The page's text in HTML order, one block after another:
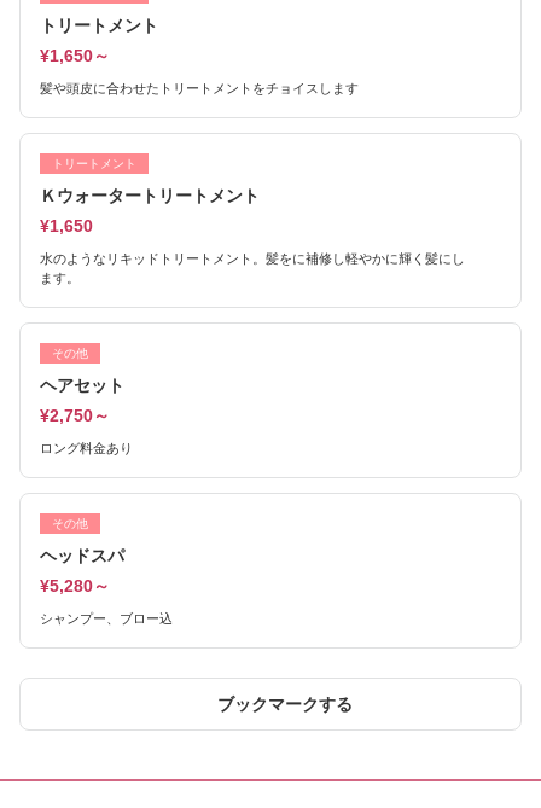
トリートメント
¥1,650～
髪や頭皮に合わせたトリートメントをチョイスします
トリートメント
Ｋウォータートリートメント
¥1,650
水のようなリキッドトリートメント。髪をに補修し軽やかに輝く髪にし
ます。
その他
ヘアセット
¥2,750～
ロング料金あり
その他
ヘッドスパ
¥5,280～
シャンプー、ブロー込
ブックマークする